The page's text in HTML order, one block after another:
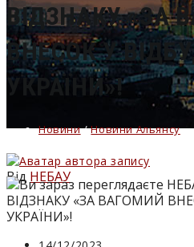
ВІДЗНАКУ «ЗА
ВНЕСОК У
УКРАЇНИ»!
Новини/Новини Альянсу
Від НЕБАУ